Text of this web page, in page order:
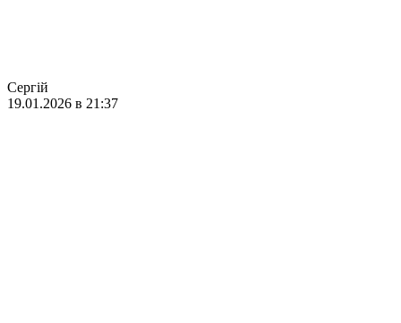
Сергій
19.01.2026 в 21:37